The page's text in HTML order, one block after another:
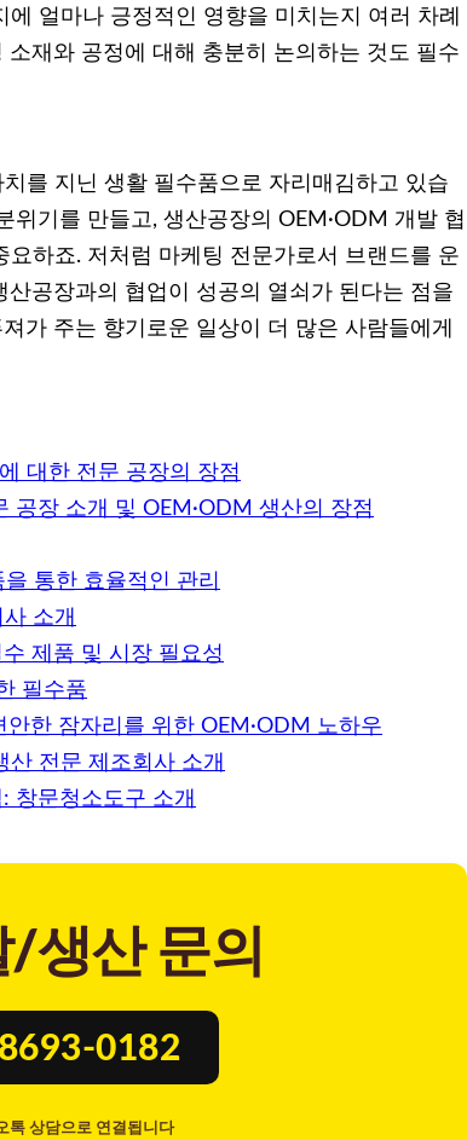
얼마나 긍정적인 영향을 미치는지 여러 차례
재와 공정에 대해 충분히 논의하는 것도 필수
를 지닌 생활 필수품으로 자리매김하고 있습
위기를 만들고, 생산공장의 OEM·ODM 개발 협
하죠. 저처럼 마케팅 전문가로서 브랜드를 운
공장과의 협업이 성공의 열쇠가 된다는 점을
가 주는 향기로운 일상이 더 많은 사람들에게
대한 전문 공장의 장점
공장 소개 및 OEM·ODM 생산의 장점
통한 효율적인 관리
소개
제품 및 시장 필요성
필수품
한 잠자리를 위한 OEM·ODM 노하우
전문 제조회사 소개
창문청소도구 소개
생산 문의
0182
톡 상담으로 연결됩니다